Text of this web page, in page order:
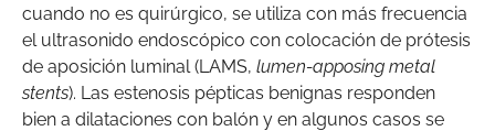
cuando no es quirúrgico, se utiliza con más frecuencia
el ultrasonido endoscópico con colocación de prótesis
de aposición luminal (LAMS, lumen-apposing metal
stents). Las estenosis pépticas benignas responden
bien a dilataciones con balón y en algunos casos se